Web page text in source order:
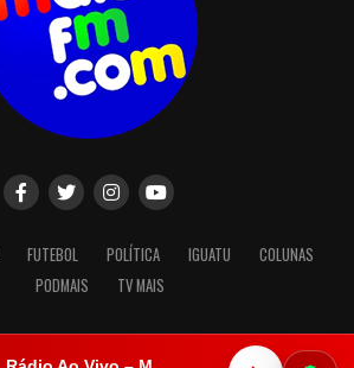
FUTEBOL POLÍTICA IGUATU
COLUNAS
PODMAIS
TV MAIS